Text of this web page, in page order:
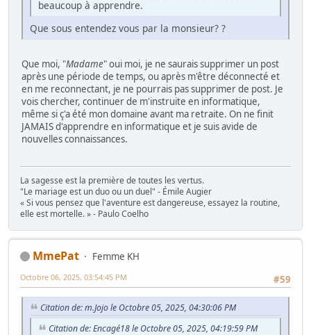
beaucoup à apprendre.
Que sous entendez vous par la monsieur? ?
Que moi, "Madame" oui moi, je ne saurais supprimer un post
après une période de temps, ou après m'être déconnecté et
en me reconnectant, je ne pourrais pas supprimer de post. Je
vois chercher, continuer de m'instruite en informatique,
même si ç'a été mon domaine avant ma retraite. On ne finit
JAMAIS d'apprendre en informatique et je suis avide de
nouvelles connaissances.
La sagesse est la première de toutes les vertus.
"Le mariage est un duo ou un duel" - Émile Augier
« Si vous pensez que l'aventure est dangereuse, essayez la routine,
elle est mortelle. » - Paulo Coelho
MmePat
Femme KH
#59
Octobre 06, 2025, 03:54:45 PM
Citation de: m.Jojo le Octobre 05, 2025, 04:30:06 PM
Citation de: Encagé18 le Octobre 05, 2025, 04:19:59 PM